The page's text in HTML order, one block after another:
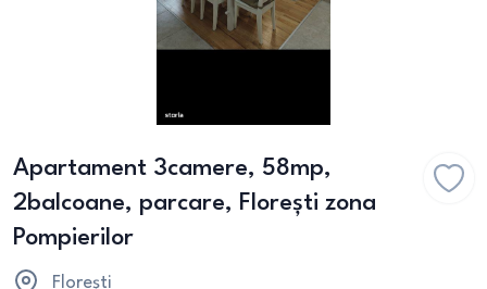
Apartament 3camere, 58mp,
2balcoane, parcare, Florești zona
Pompierilor
Florești